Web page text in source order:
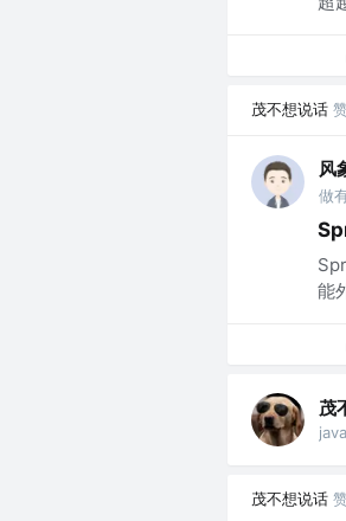
茂不想说话
风
做
能
茂
茂不想说话